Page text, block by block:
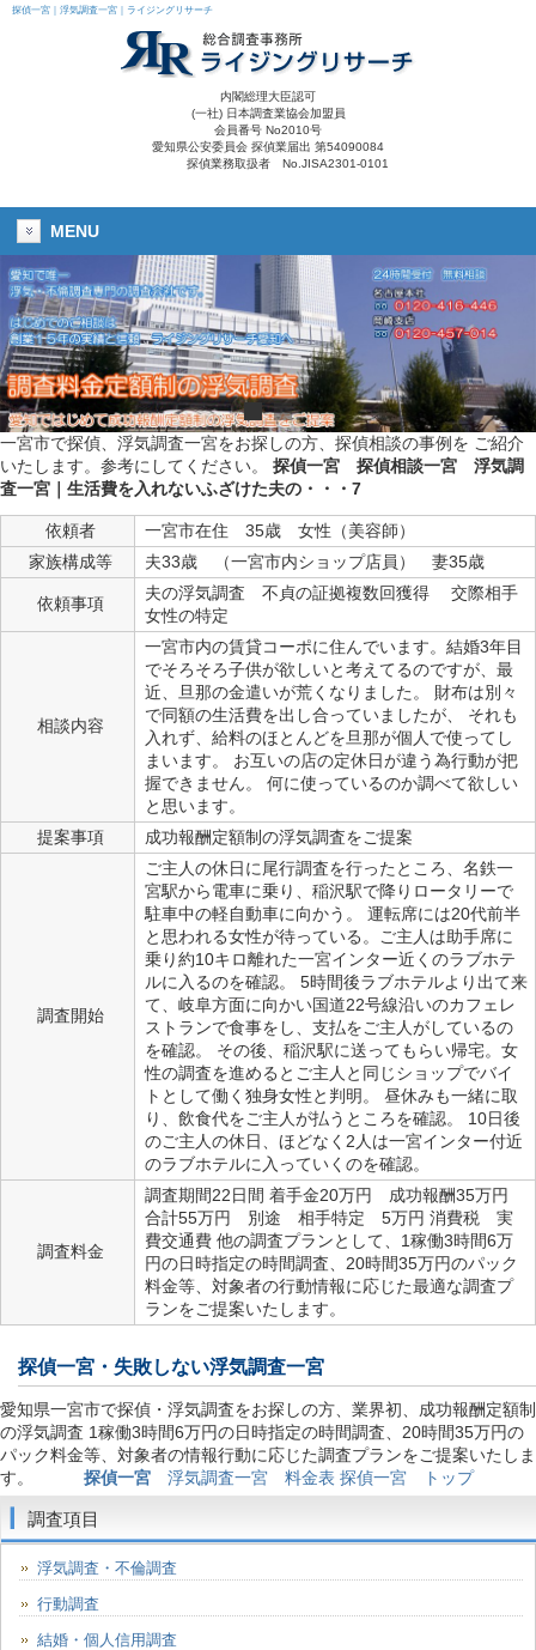
探偵一宮｜浮気調査一宮｜ライジングリサーチ
内閣総理大臣認可
(一社) 日本調査業協会加盟員
会員番号 No2010号
愛知県公安委員会 探偵業届出 第54090084
探偵業務取扱者 No.JISA2301-0101
MENU
一宮市で探偵、浮気調査一宮をお探しの方、探偵相談の事例を ご紹介
いたします。参考にしてください。 探偵一宮 探偵相談一宮 浮気調
査一宮 ｜生活費を入れないふざけた夫の・・・7
依頼者
一宮市在住 35歳 女性（美容師）
家族構成等
夫33歳 （一宮市内ショップ店員） 妻35歳
依頼事項
夫の浮気調査 不貞の証拠複数回獲得 交際相手
女性の特定
相談内容
一宮市内の賃貸コーポに住んでいます。結婚3年目
でそろそろ子供が欲しいと考えてるのですが、最
近、旦那の金遣いが荒くなりました。 財布は別々
で同額の生活費を出し合っていましたが、 それも
入れず、給料のほとんどを旦那が個人で使ってし
まいます。 お互いの店の定休日が違う為行動が把
握できません。 何に使っているのか調べて欲しい
と思います。
提案事項
成功報酬定額制の浮気調査をご提案
調査開始
ご主人の休日に尾行調査を行ったところ、名鉄一
宮駅から電車に乗り、稲沢駅で降りロータリーで
駐車中の軽自動車に向かう。 運転席には20代前半
と思われる女性が待っている。ご主人は助手席に
乗り約10キロ離れた一宮インター近くのラブホテ
ルに入るのを確認。 5時間後ラブホテルより出て来
て、岐阜方面に向かい国道22号線沿いのカフェレ
ストランで食事をし、支払をご主人がしているの
を確認。 その後、稲沢駅に送ってもらい帰宅。女
性の調査を進めるとご主人と同じショップでバイ
トとして働く独身女性と判明。 昼休みも一緒に取
り、飲食代をご主人が払うところを確認。 10日後
のご主人の休日、ほどなく2人は一宮インター付近
のラブホテルに入っていくのを確認。
調査料金
調査期間22日間 着手金20万円 成功報酬35万円
合計55万円 別途 相手特定 5万円 消費税 実
費交通費 他の調査プランとして、1稼働3時間6万
円の日時指定の時間調査、20時間35万円のパック
料金等、対象者の行動情報に応じた最適な調査プ
ランをご提案いたします。
探偵一宮 ・失敗しない浮気調査一宮
愛知県一宮市で探偵・浮気調査をお探しの方、業界初、成功報酬定額制
の浮気調査 1稼働3時間6万円の日時指定の時間調査、20時間35万円の
パック料金等、対象者の情報行動に応じた調査プランをご提案いたしま
す。 探偵一宮 浮気調査一宮 料金表 探偵一宮 トップ
調査項目
浮気調査・不倫調査
行動調査
結婚・個人信用調査